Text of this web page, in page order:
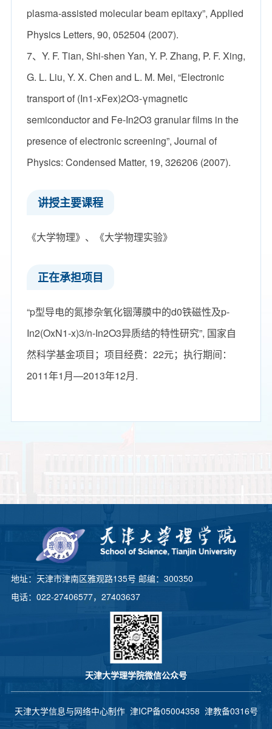
plasma-assisted molecular beam epitaxy”, Applied
Physics Letters, 90, 052504 (2007).
7、Y. F. Tian, Shi-shen Yan, Y. P. Zhang, P. F. Xing,
G. L. Liu, Y. X. Chen and L. M. Mei, “Electronic
transport of (In1-xFex)2O3-γmagnetic
semiconductor and Fe-In2O3 granular films in the
presence of electronic screening”, Journal of
Physics: Condensed Matter, 19, 326206 (2007).
讲授主要课程
《大学物理》、《大学物理实验》
正在承担项目
“p型导电的氮掺杂氧化铟薄膜中的d0铁磁性及p-
In2(OxN1-x)3/n-In2O3异质结的特性研究”, 国家自
然科学基金项目；项目经费：22元；执行期间：
2011年1月—2013年12月.
地址：天津市津南区雅观路135号 邮编：300350
电话：022-27406577，27403637
天津大学理学院微信公众号
天津大学信息与网络中心制作 津ICP备05004358 津教备0316号